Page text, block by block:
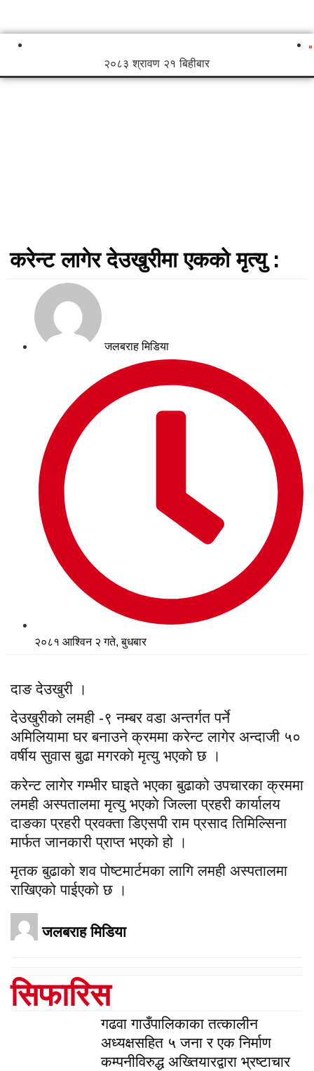
२०८३ श्रावण २१ बिहीबार
करेन्ट लागेर देउखुरीमा एकको मृत्यु :
जलबराह मिडिया
२०८१ आश्विन २ गते, बुधबार
दाङ देउखुरी ।
देउखुरीको लमही -९ नम्बर वडा अन्तर्गत पर्ने
अमिलियामा घर बनाउने क्रममा करेन्ट लागेर अन्दाजी ५०
वर्षीय सुवास बुढा मगरकाे मृत्यु भएकाे छ ।
करेन्ट लागेर गम्भीर घाइते भएका बुढाको उपचारका क्रममा
लमही अस्पतालमा मृत्यु भएकाे जिल्ला प्रहरी कार्यालय
दाङका प्रहरी प्रवक्ता डिएसपी राम प्रसाद तिमिल्सिना
मार्फत जानकारी प्राप्त भएको हो ।
मृतक बुढाको शव पोष्टमार्टमका लागि लमही अस्पतालमा
राखिएको पाईएको छ ।
जलबराह मिडिया
सिफारिस
गढवा गाउँपालिकाका तत्कालीन
अध्यक्षसहित ५ जना र एक निर्माण
कम्पनीविरुद्ध अख्तियारद्वारा भ्रष्टाचार